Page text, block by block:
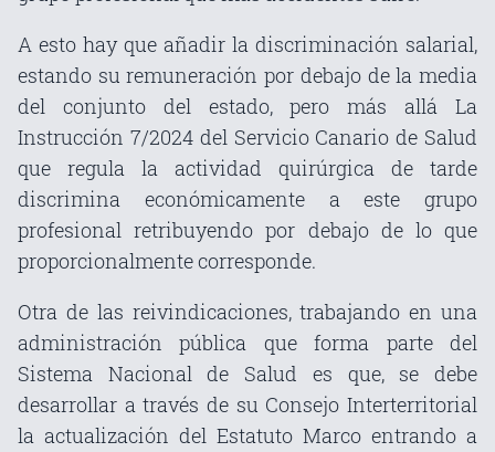
A esto hay que añadir la discriminación salarial,
estando su remuneración por debajo de la media
del conjunto del estado, pero más allá La
Instrucción 7/2024 del Servicio Canario de Salud
que regula la actividad quirúrgica de tarde
discrimina económicamente a este grupo
profesional retribuyendo por debajo de lo que
proporcionalmente corresponde.
Otra de las reivindicaciones, trabajando en una
administración pública que forma parte del
Sistema Nacional de Salud es que, se debe
desarrollar a través de su Consejo Interterritorial
la actualización del Estatuto Marco entrando a